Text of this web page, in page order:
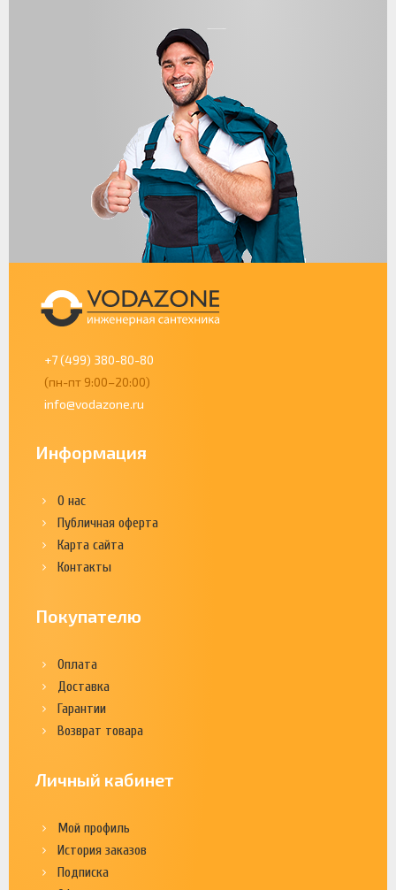
+7 (499) 380-80-80
(пн-пт 9:00–20:00)
info@vodazone.ru
Информация
О нас
Публичная оферта
Карта сайта
Контакты
Покупателю
Оплата
Доставка
Гарантии
Возврат товара
Личный кабинет
Мой профиль
История заказов
Подписка